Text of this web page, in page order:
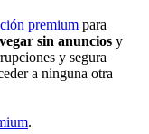
premium para
sin anuncios y
y segura
a ninguna otra
.